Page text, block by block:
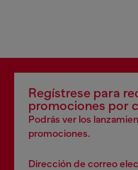
Regístrese para
promociones por
Podrás ver los
promociones.
Dirección de correo